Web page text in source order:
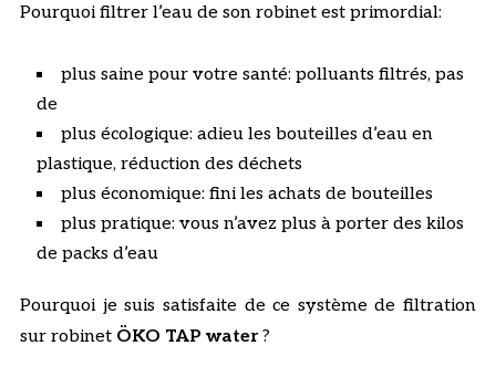
Pourquoi filtrer l’eau de son robinet est primordial:
plus saine pour votre santé: polluants filtrés, pas
de
plus écologique: adieu les bouteilles d’eau en
plastique, réduction des déchets
plus économique: fini les achats de bouteilles
plus pratique: vous n’avez plus à porter des kilos
de packs d’eau
Pourquoi je suis satisfaite de ce système de filtration
sur robinet ÖKO TAP water?